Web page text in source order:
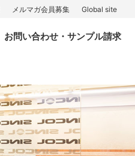
メルマガ会員募集 Global site
お問い合わせ・サンプル請求